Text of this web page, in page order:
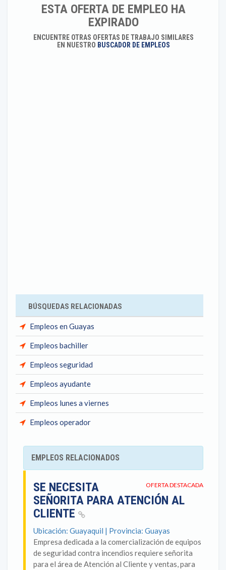
ESTA OFERTA DE EMPLEO HA
EXPIRADO
ENCUENTRE OTRAS OFERTAS DE TRABAJO SIMILARES
EN NUESTRO BUSCADOR DE EMPLEOS
BÚSQUEDAS RELACIONADAS
Empleos en Guayas
Empleos bachiller
Empleos seguridad
Empleos ayudante
Empleos lunes a viernes
Empleos operador
EMPLEOS RELACIONADOS
OFERTA DESTACADA
SE NECESITA
SEÑORITA PARA ATENCIÓN AL
CLIENTE
Ubicación: Guayaquil | Provincia: Guayas
Empresa dedicada a la comercialización de equipos
de seguridad contra incendios requiere señorita
para el área de Atención al Cliente y ventas, para